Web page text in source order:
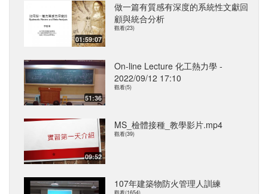
01:59:07
做一篇有質感有深度的系統性文獻回
顧與統合分析
觀看(23)
51:36
On-line Lecture 化工熱力學 -
2022/09/12 17:10
觀看(5)
09:52
MS_檢體接種_教學影片.mp4
觀看(39)
107年建築物防火管理人訓練